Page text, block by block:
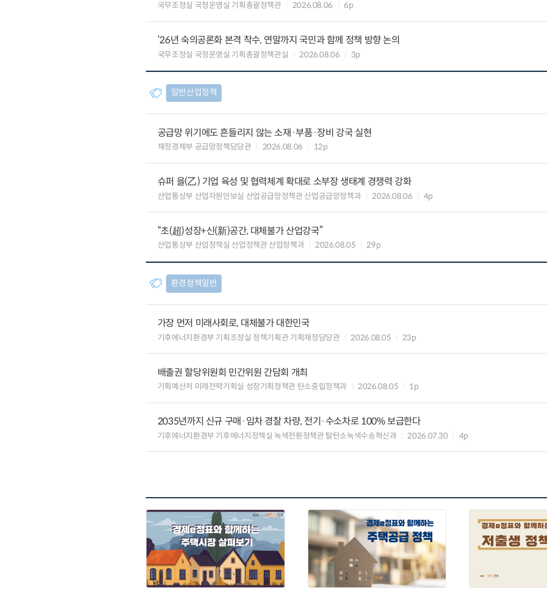
국무조정실 국정운영실 기획총괄정책관 2026.08.06 6p
‘26년 숙의공론화 본격 착수, 연말까지 국민과 함께 정책 방향 논의
국무조정실 국정운영실 기획총괄정책관실 2026.08.06 3p
일반산업정책
공급망 위기에도 흔들리지 않는 소재·부품·장비 강국 실현
재정경제부 공급망정책담당관 2026.08.06 12p
슈퍼 을(乙) 기업 육성 및 협력체계 확대로 소부장 생태계 경쟁력 강화
산업통상부 산업자원안보실 산업공급망정책관 산업공급망정책과 2026.08.06 4p
“초(超)성장+신(新)공간, 대체불가 산업강국”
산업통상부 산업정책실 산업정책관 산업정책과 2026.08.05 29p
환경정책일반
가장 먼저 미래사회로, 대체불가 대한민국
기후에너지환경부 기획조정실 정책기획관 기획재정담당관 2026.08.05 23p
배출권 할당위원회 민간위원 간담회 개최
기획예산처 미래전략기획실 성장기획정책관 탄소중립정책과 2026.08.05 1p
2035년까지 신규 구매·임차 경찰 차량, 전기·수소차로 100% 보급한다
기후에너지환경부 기후에너지정책실 녹색전환정책관 탈탄소녹색수송혁신과 2026.07.30 4p